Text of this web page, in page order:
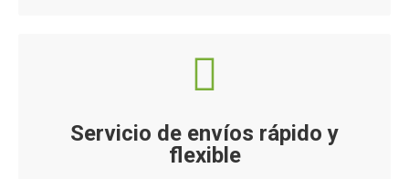
Servicio de envíos rápido y
flexible